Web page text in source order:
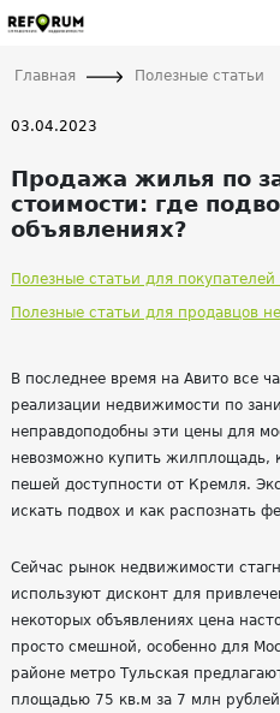
Главная Полезные статьи
03.04.2023
Продажа жилья по
стоимости: где
объявлениях?
Полезные статьи для
Полезные статьи для продавцов
В последнее время на Авито все
реализации недвижимости по
неправдоподобны эти цены для
невозможно купить жилплощадь,
пешей доступности от Кремля.
искать подвох и как распознать
Сейчас рынок недвижимости
используют дисконт для
некоторых объявлениях цена
просто смешной, особенно для
районе метро Тульская
площадью 75 кв.м за 7 млн